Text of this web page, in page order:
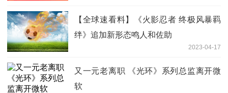
【全球速看料】《火影忍者 终极风暴羁
绊》追加新形态鸣人和佐助
2023-04-17
又一元老离职 《光环》系列总监离开微
软